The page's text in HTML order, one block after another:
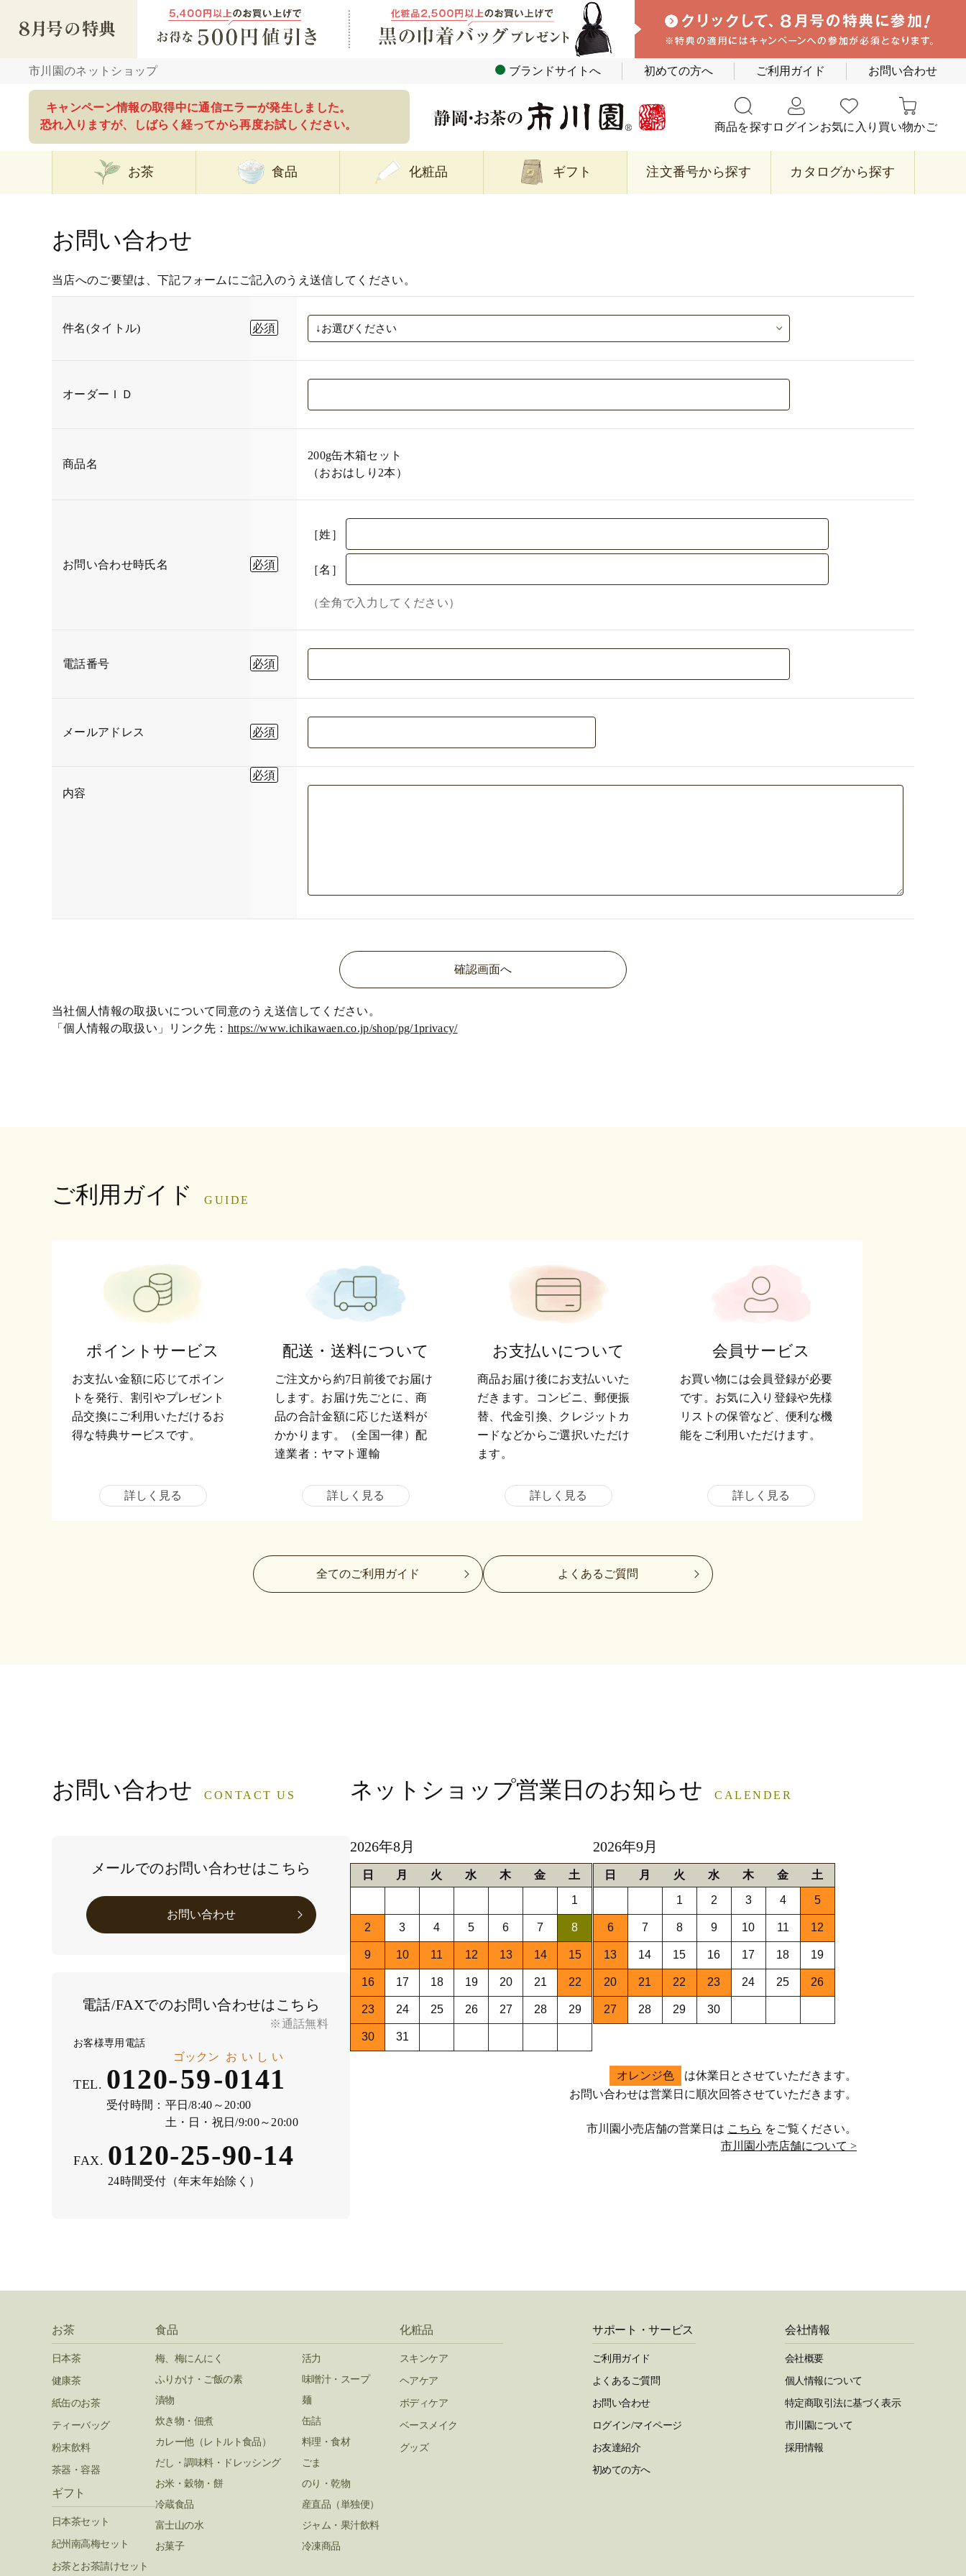
市川園のネットショップ ブランドサイトへ 初めての方へ ご利用ガイド お問い合わせ
キャンペーン情報の取得中に通信エラーが発生しました。
恐れ入りますが、しばらく経ってから再度お試しください。
商品を探す ログインお気に入り 買い物かご
お茶 食品 化粧品 ギフト 注文番号から探す カタログから探す
お問い合わせ
当店へのご要望は、下記フォームにご記入のうえ送信してください。
件名(タイトル)
オーダーＩＤ
商品名
200g缶木箱セット
（おおはしり2本）
お問い合わせ時氏名
［姓］
［名］
（全角で入力してください）
電話番号
メールアドレス
内容
当社個人情報の取扱いについて同意のうえ送信してください。
「個人情報の取扱い」リンク先： https://www.ichikawaen.co.jp/shop/pg/1privacy/
ご利用ガイド GUIDE
ポイントサービス
お支払い金額に応じてポイン
トを発行、割引やプレゼント
品交換にご利用いただけるお
得な特典サービスです。
詳しく見る
配送・送料について
ご注文から約7日前後でお届け
します。お届け先ごとに、商
品の合計金額に応じた送料が
かかります。（全国一律）配
達業者：ヤマト運輸
詳しく見る
お支払いについて
商品お届け後にお支払いいた
だきます。コンビニ、郵便振
替、代金引換、クレジットカ
ードなどからご選択いただけ
ます。
詳しく見る
会員サービス
お買い物には会員登録が必要
です。お気に入り登録や先様
リストの保管など、便利な機
能をご利用いただけます。
詳しく見る
全てのご利用ガイド よくあるご質問
お問い合わせ CONTACT US
メールでのお問い合わせはこちら
お問い合わせ
電話/FAXでのお問い合わせはこちら
※通話無料
お客様専用電話
TEL. 0120-59
ゴックン
-0141
おいしい
受付時間： 平日/8:40～20:00
土・日・祝日/9:00～20:00
FAX. 0120-25-90-14
24時間受付（年末年始除く）
ネットショップ営業日 のお知らせ CALENDER
2026年8月
日 月 火 水 木 金 土
1
2 3 4 5 6 7 8
9 10 11 12 13 14 15
16 17 18 19 20 21 22
23 24 25 26 27 28 29
30 31
2026年9月
日 月 火 水 木 金 土
1 2 3 4 5
6 7 8 9 10 11 12
13 14 15 16 17 18 19
20 21 22 23 24 25 26
27 28 29 30
オレンジ色
は休業日とさせていただきます。
お問い合わせは営業日に順次回答させていただきます。
市川園小売店舗の営業日は こちら をご覧ください。
市川園小売店舗について >
お茶
日本茶
健康茶
紙缶のお茶
ティーバッグ
粉末飲料
茶器・容器
ギフト
日本茶セット
紀州南高梅セット
お茶とお茶請けセット
食品
梅、梅にんにく
活力
ふりかけ・ご飯の素
味噌汁・スープ
漬物
麺
炊き物・佃煮
缶詰
カレー他（レトルト食品）
料理・食材
だし・調味料・ドレッシング
ごま
お米・穀物・餅
のり・乾物
冷蔵食品
産直品（単独便）
富士山の水
ジャム・果汁飲料
お菓子
冷凍商品
化粧品
スキンケア
ヘアケア
ボディケア
ベースメイク
グッズ
サポート・サービス
ご利用ガイド
よくあるご質問
お問い合わせ
ログイン/マイページ
お友達紹介
初めての方へ
会社情報
会社概要
個人情報について
特定商取引法に基づく表示
市川園について
採用情報